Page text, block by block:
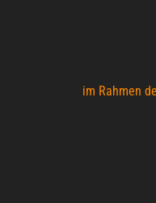
im Rahmen